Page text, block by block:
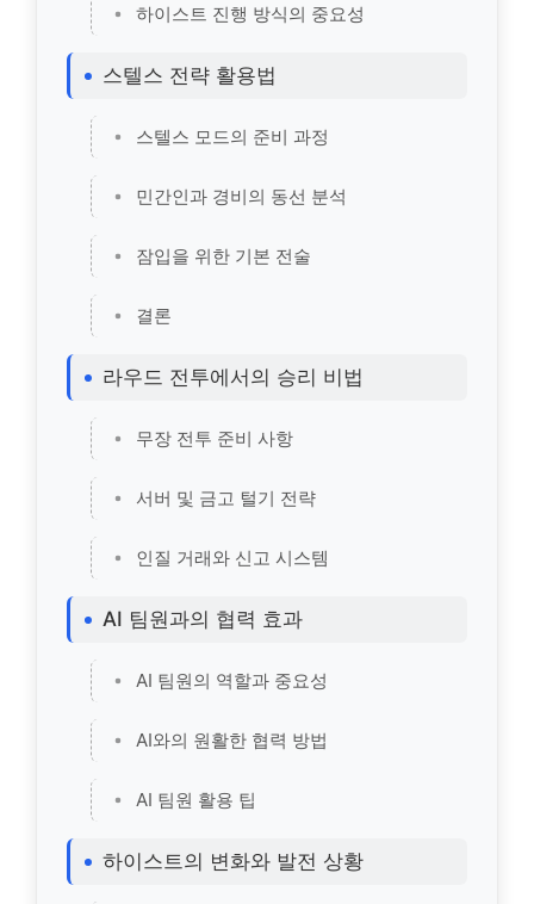
하이스트 진행 방식의 중요성
스텔스 전략 활용법
스텔스 모드의 준비 과정
민간인과 경비의 동선 분석
잠입을 위한 기본 전술
결론
라우드 전투에서의 승리 비법
무장 전투 준비 사항
서버 및 금고 털기 전략
인질 거래와 신고 시스템
AI 팀원과의 협력 효과
AI 팀원의 역할과 중요성
AI와의 원활한 협력 방법
AI 팀원 활용 팁
하이스트의 변화와 발전 상황